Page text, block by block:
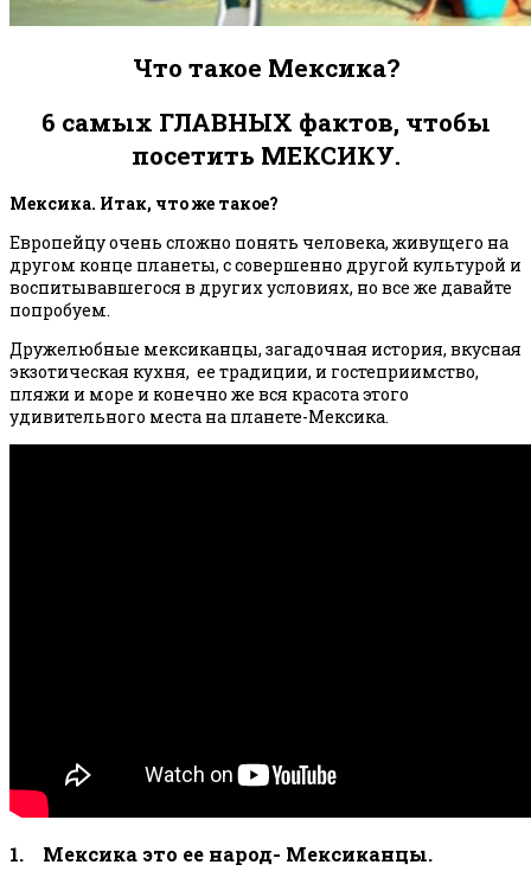
Что такое Мексика?
6 самых ГЛАВНЫХ фактов, чтобы
посетить МЕКСИКУ.
Мексика. Итак, что же такое?
Европейцу очень сложно понять человека, живущего на
другом конце планеты, с совершенно другой культурой и
воспитывавшегося в других условиях, но все же давайте
попробуем.
Дружелюбные мексиканцы, загадочная история, вкусная
экзотическая кухня, ее традиции, и гостеприимство,
пляжи и море и конечно же вся красота этого
удивительного места на планете-Мексика.
1. Мексика это ее народ- Мексиканцы.